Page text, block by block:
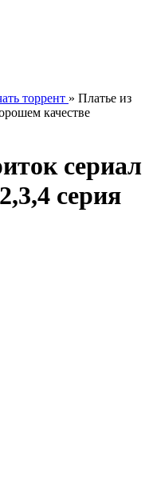
торрент » Платье из
качестве
сериал
серия